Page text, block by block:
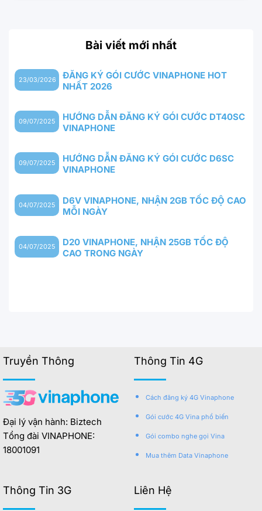
Bài viết mới nhất
ĐĂNG KÝ GÓI CƯỚC VINAPHONE HOT
NHẤT 2026
23/03/2026
HƯỚNG DẪN ĐĂNG KÝ GÓI CƯỚC DT40SC
VINAPHONE
09/07/2025
HƯỚNG DẪN ĐĂNG KÝ GÓI CƯỚC D6SC
VINAPHONE
09/07/2025
D6V VINAPHONE, NHẬN 2GB TỐC ĐỘ CAO
MỖI NGÀY
04/07/2025
D20 VINAPHONE, NHẬN 25GB TỐC ĐỘ
CAO TRONG NGÀY
04/07/2025
Truyền Thông
Đại lý vận hành: Biztech
Tổng đài VINAPHONE:
18001091
Thông Tin 4G
Cách đăng ký 4G Vinaphone
Gói cước 4G Vina phổ biến
Gói combo nghe gọi Vina
Mua thêm Data Vinaphone
Thông Tin 3G Liên Hệ